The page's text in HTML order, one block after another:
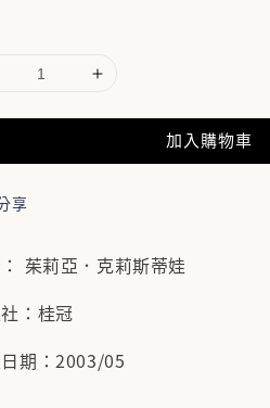
加入購物車
享
茱莉亞．克莉斯蒂娃
：桂冠
期：2003/05